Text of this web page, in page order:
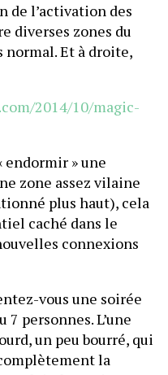
de l’activation des
diverses zones du
normal. Et à droite,
2014/10/magic-
endormir » une
zone assez vilaine
plus haut), cela
caché dans le
connexions
vous une soirée
7 personnes. L’une
un peu bourré, qui
la